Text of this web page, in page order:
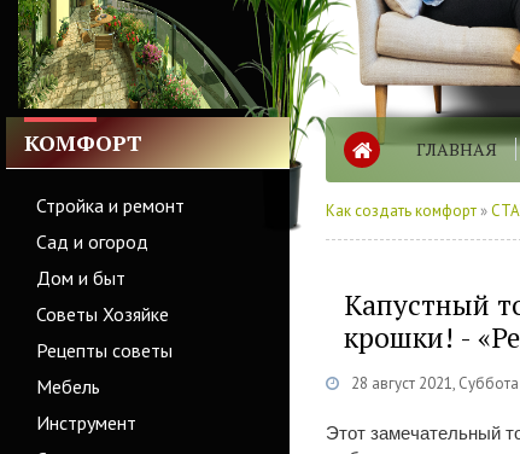
КОМФОРТ
Стройка и ремонт
Сад и огород
Дом и быт
Советы Хозяйке
Рецепты советы
Мебель
Инструмент
ГЛАВНАЯ
Как создать комфорт »
Капустный
крошки! -
28 август 2021, Суббота
Этот замечательный